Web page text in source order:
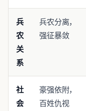
兵
农
关
系
兵农分离，
强征暴敛
社
会
豪强依附，
百姓仇视